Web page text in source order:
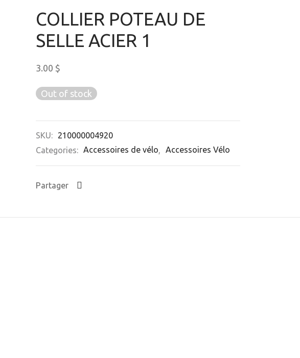
COLLIER POTEAU DE
SELLE ACIER 1
3.00 $
Out of stock
SKU:
210000004920
Categories: Accessoires de vélo, Accessoires Vélo
Partager